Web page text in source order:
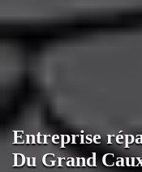
Entreprise
Du Grand